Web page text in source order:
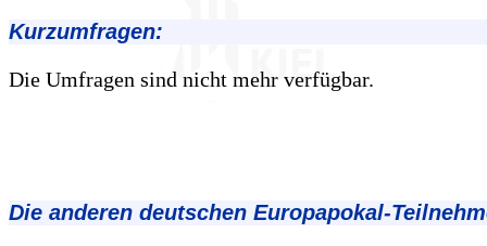
Kurzumfragen:
Die Umfragen sind nicht mehr verfügbar.
Die anderen deutschen Europapokal-